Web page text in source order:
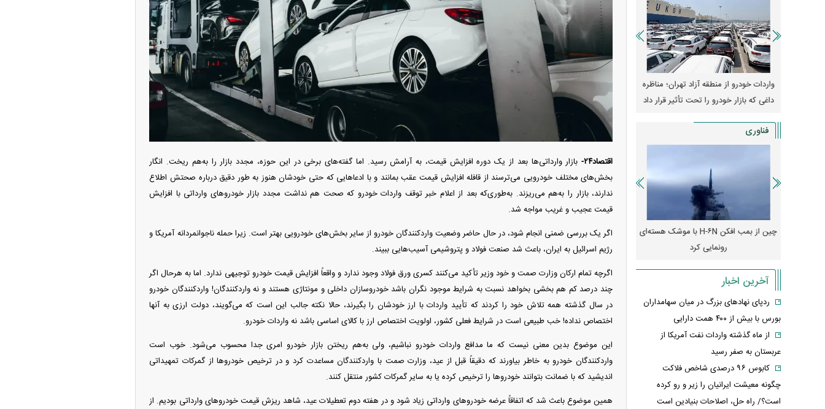
اقتصاد۲۴-
بازار وارداتی‌ها بعد از یک دوره افزایش قیمت، به آرامش رسید. اما گفته‌های برخی در این حوزه، مجدد بازار را به‌هم ریخت. انگار
بخش‌های مختلف خودرویی می‌ترسند از قافله افزایش قیمت عقب بمانند و با ادعا‌هایی که حتی خودشان هنوز به طور دقیق درباره صحتش اطلاع
ندارند، بازار را به‌هم می‌ریزند. به‌طوری‌که بعد از اعلام خبر توقف واردات خودرو که صحت هم نداشت مجدد بازار خودرو‌های وارداتی با افزایش
قیمت عجیب و غریب مواجه شد.
اگر یک بررسی ضمنی انجام شود، در حال حاضر وضعیت واردکنندگان خودرو از سایر بخش‌های خودرویی بهتر است. زیرا حمله ناجوانمردانه آمریکا و
رژیم اسرائیل به ایران، باعث شد صنعت فولاد و پتروشیمی آسیب‌هایی ببیند.
اگرچه تمام ارکان وزارت صمت و خود وزیر تأکید می‌کنند کسری ورق فولاد وجود ندارد و واقعاً افزایش قیمت خودرو توجیهی ندارد. اما به هرحال اگر
چند درصد کم هم بخشی بخواهد نسبت به شرایط موجود نگران باشد خودروسازان داخلی و مونتاژی هستند و نه واردکنندگان! واردکنندگان خودرو
در سال گذشته همه تلاش خود را کردند که تأیید واردات با ارز خودشان را بگیرند، حالا نکته جالب این است که می‌گویند، دولت ارزی به آنها
اختصاص نداده! خب طبیعی است در شرایط فعلی کشور، اولویت اختصاص ارز با کالای اساسی باشد نه واردات خودرو.
این موضوع بدین معنی نیست که ما مدافع واردات خودرو نباشیم، ولی به‌هم ریختن بازار خودرو امری جدا محسوب می‌شود. خوب است
واردکنندگان خودرو به خاطر بیاورند که دقیقاً قبل از عید، وزارت صمت با واردکنندگان مساعدت کرد و در ترخیص خودرو‌ها از گمرکات تمهیداتی
اندیشید که با ضمانت بتوانند خودرو‌ها را ترخیص کرده یا به سایر گمرکات کشور منتقل کنند.
همین موضوع باعث شد که اتفاقاً عرضه خودرو‌های وارداتی زیاد شود و در هفته دوم تعطیلات عید، شاهد ریزش قیمت خودرو‌های وارداتی بودیم. از
واردات خودرو از منطقه آزاد تهران؛ مناظره
داغی که بازار خودرو را تحت تأثیر قرار داد
قیمت خودرو وارد فاز جدید شد/ اولین
واکنش بازار به تحولات سیاسی + جدول
هجوم خودروسازان چینی به اروپا؛ آیا
کارخانه‌های بحران‌زده نجات پیدا می‌کنند؟
واردات خودرو از منطقه آزاد تهران؛ مناظره
داغی که بازار خودرو را تحت تأثیر قرار داد
فناوری
چین از بمب افکن H-۶N با موشک هسته‌ای
رونمایی کرد
پهپاد رهگیر یا موشک پدافند؛ قدرت تهدید
کدامیک بیشتر است؟
رونمایی از پوکو M ۸ پاور با باتری ۸۰۰۰
میلی‌آمپرساعتی
چین از بمب افکن H-۶N با موشک هسته‌ای
آخرین اخبار
ردپای نهاد‌های بزرگ در میان سهامداران
بورس با بیش از ۴۰۰ همت دارایی
از ماه گذشته واردات نفت آمریکا از
عربستان به صفر رسید
کابوس ۹۶ درصدی شاخص فلاکت
چگونه معیشت ایرانیان را زیر و رو کرده
است؟/ راه حل، اصلاحات بنیادین است